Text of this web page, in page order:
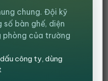
lý do khác nhau, tuy
Hanvika.vn nhận được
lưng, đau lưng và tạo
nhiên, không phải ai
tuyệt vời mà ghế
khám phághế
cho bạn như thế nào
chung. Đội kỹ
bàn ghế, diện
của trường
công ty, dùng